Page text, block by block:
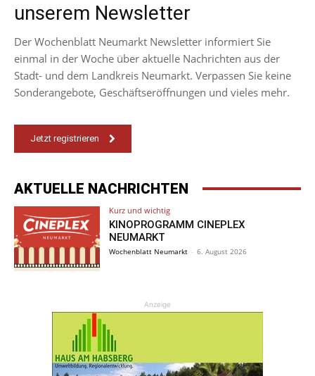
unserem Newsletter
Der Wochenblatt Neumarkt Newsletter informiert Sie
einmal in der Woche über aktuelle Nachrichten aus der
Stadt- und dem Landkreis Neumarkt. Verpassen Sie keine
Sonderangebote, Geschäftseröffnungen und vieles mehr.
Jetzt registrieren
AKTUELLE NACHRICHTEN
Kurz und wichtig
KINOPROGRAMM CINEPLEX
NEUMARKT
Wochenblatt Neumarkt - 6. August 2026
Anzeige